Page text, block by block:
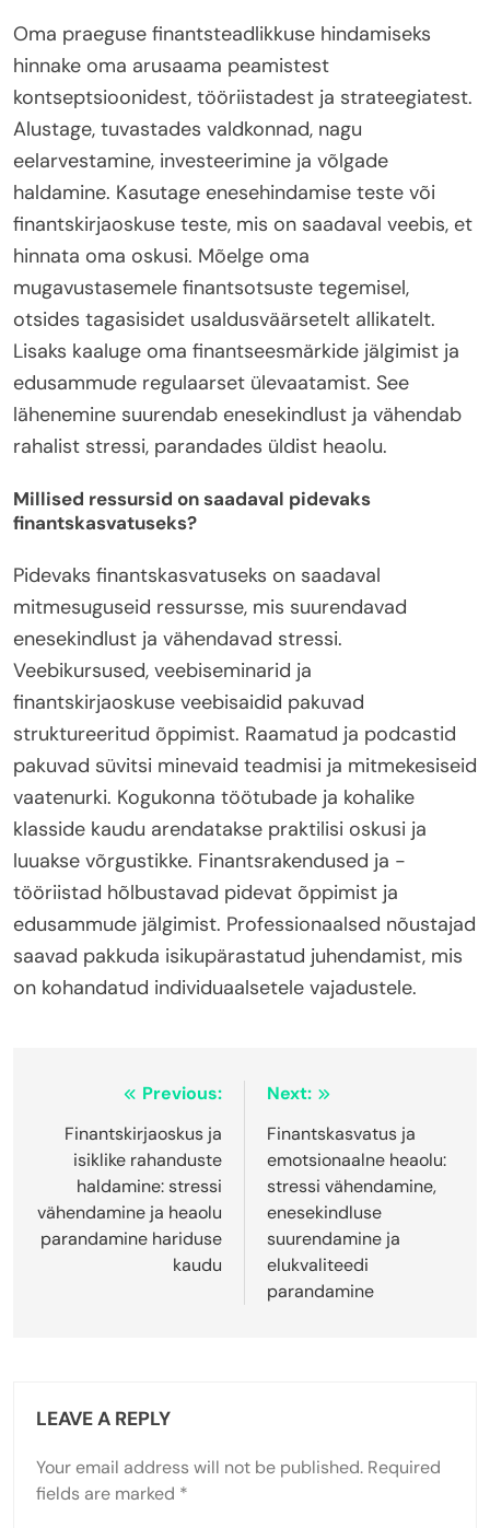
Oma praeguse finantsteadlikkuse hindamiseks
hinnake oma arusaama peamistest
kontseptsioonidest, tööriistadest ja strateegiatest.
Alustage, tuvastades valdkonnad, nagu
eelarvestamine, investeerimine ja võlgade
haldamine. Kasutage enesehindamise teste või
finantskirjaoskuse teste, mis on saadaval veebis, et
hinnata oma oskusi. Mõelge oma
mugavustasemele finantsotsuste tegemisel,
otsides tagasisidet usaldusväärsetelt allikatelt.
Lisaks kaaluge oma finantseesmärkide jälgimist ja
edusammude regulaarset ülevaatamist. See
lähenemine suurendab enesekindlust ja vähendab
rahalist stressi, parandades üldist heaolu.
Millised ressursid on saadaval pidevaks
finantskasvatuseks?
Pidevaks finantskasvatuseks on saadaval
mitmesuguseid ressursse, mis suurendavad
enesekindlust ja vähendavad stressi.
Veebikursused, veebiseminarid ja
finantskirjaoskuse veebisaidid pakuvad
struktureeritud õppimist. Raamatud ja podcastid
pakuvad süvitsi minevaid teadmisi ja mitmekesiseid
vaatenurki. Kogukonna töötubade ja kohalike
klasside kaudu arendatakse praktilisi oskusi ja
luuakse võrgustikke. Finantsrakendused ja -
tööriistad hõlbustavad pidevat õppimist ja
edusammude jälgimist. Professionaalsed nõustajad
saavad pakkuda isikupärastatud juhendamist, mis
on kohandatud individuaalsetele vajadustele.
navigation
Previous:
Finantskirjaoskus ja
isiklike rahanduste
haldamine: stressi
vähendamine ja heaolu
parandamine hariduse
kaudu
Next:
Finantskasvatus ja
emotsionaalne heaolu:
stressi vähendamine,
enesekindluse
suurendamine ja
elukvaliteedi
parandamine
LEAVE A REPLY
Your email address will not be published. Required
fields are marked *